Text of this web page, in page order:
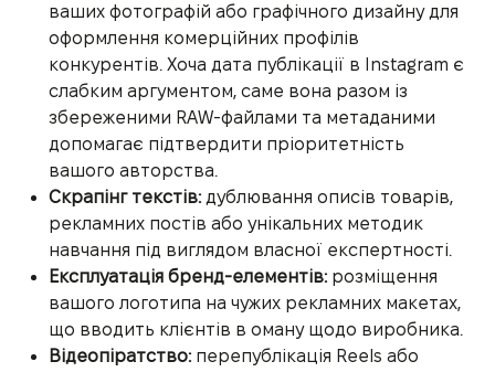
ваших фотографій або графічного дизайну для
оформлення комерційних профілів
конкурентів. Хоча дата публікації в Instagram є
слабким аргументом, саме вона разом із
збереженими RAW-файлами та метаданими
допомагає підтвердити пріоритетність
вашого авторства.
Скрапінг текстів:дублювання описів товарів,
рекламних постів або унікальних методик
навчання під виглядом власної експертності.
Експлуатація бренд-елементів:розміщення
вашого логотипа на чужих рекламних макетах,
що вводить клієнтів в оману щодо виробника.
Відеопіратство:перепублікація Reels або